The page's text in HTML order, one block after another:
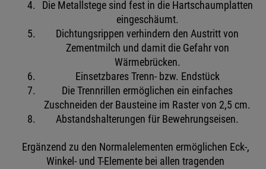
Die Metallstege sind fest in die Hartschaumplatten
eingeschäumt.
Dichtungsrippen verhindern den Austritt von
Zementmilch und damit die Gefahr von
Wärmebrücken.
Einsetzbares Trenn- bzw. Endstück
Die Trennrillen ermöglichen ein einfaches
Zuschneiden der Bausteine im Raster von 2,5 cm.
Abstandshalterungen für Bewehrungseisen.
Ergänzend zu den Normalelementen ermöglichen Eck-,
Winkel- und T-Elemente bei allen tragenden